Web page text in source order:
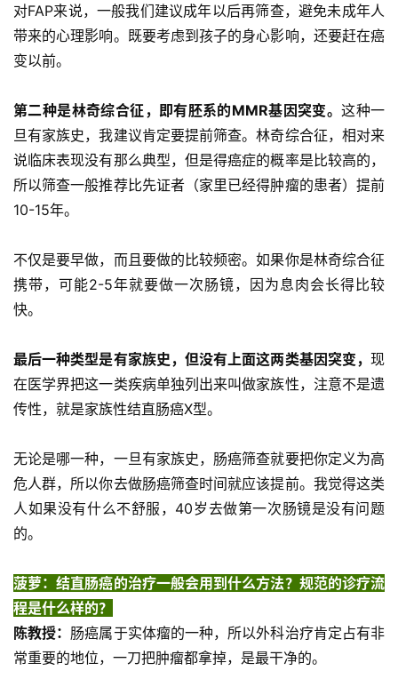
首
页
药
对FAP来说，一般我们建议成年以后再筛查，避免未成年人
带来的心理影响。既要考虑到孩子的身心影响，还要赶在癌
变以前。
第二种是林奇综合征，即有胚系的MMR基因突变。这种一
旦有家族史，我建议肯定要提前筛查。林奇综合征，相对来
说临床表现没有那么典型，但是得癌症的概率是比较高的，
所以筛查一般推荐比先证者（家里已经得肿瘤的患者）提前
10-15年。
不仅是要早做，而且要做的比较频密。如果你是林奇综合征
携带，可能2-5年就要做一次肠镜，因为息肉会长得比较
快。
最后一种类型是有家族史，但没有上面这两类基因突变， 现
在医学界把这一类疾病单独列出来叫做家族性，注意不是遗
传性，就是家族性结直肠癌X型。
无论是哪一种，一旦有家族史，肠癌筛查就要把你定义为高
危人群，所以你去做肠癌筛查时间就应该提前。我觉得这类
人如果没有什么不舒服，40岁去做第一次肠镜是没有问题
的。
菠萝：结直肠癌的治疗一般会用到什么方法？规范的诊疗流
程是什么样的？
陈教授： 肠癌属于实体瘤的一种，所以外科治疗肯定占有非
常重要的地位，一刀把肿瘤都拿掉，是最干净的。